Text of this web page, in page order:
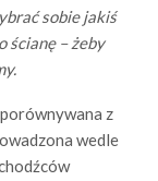
sobie jakiś
ścianę – żeby
porównywana z
wedle